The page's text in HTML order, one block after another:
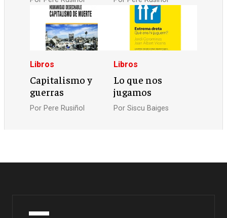
Libros
Capitalismo y
guerras
Por Pere Rusiñol
Libros
Lo que nos
jugamos
Por Siscu Baiges